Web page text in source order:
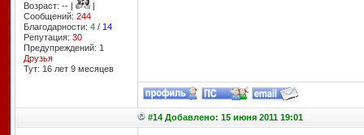
Возраст: -- |
|
Сообщений: 244
Благодарности: 4/ 14
Репутация: 30
Предупреждений: 1
Друзья
Тут: 16 лет 9 месяцев
#14 Добавлено: 15 июня 2011 19:01